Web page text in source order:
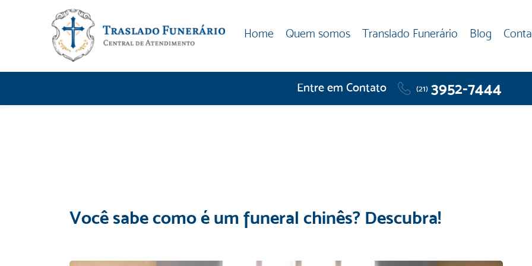
Home Quem somos Translado Funerário Blog
Entre em Contato (21) 3952-7444
Você sabe como é um funeral chinês? Descubra!